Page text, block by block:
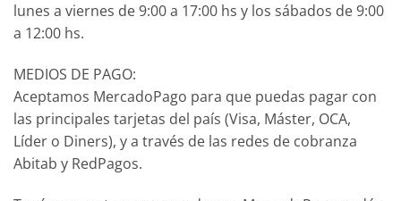
lunes a viernes de 9:00 a 17:00 hs y los sábados de 9:00
a 12:00 hs.
MEDIOS DE PAGO:
Aceptamos MercadoPago para que puedas pagar con
las principales tarjetas del país (Visa, Máster, OCA,
Líder o Diners), y a través de las redes de cobranza
Abitab y RedPagos.